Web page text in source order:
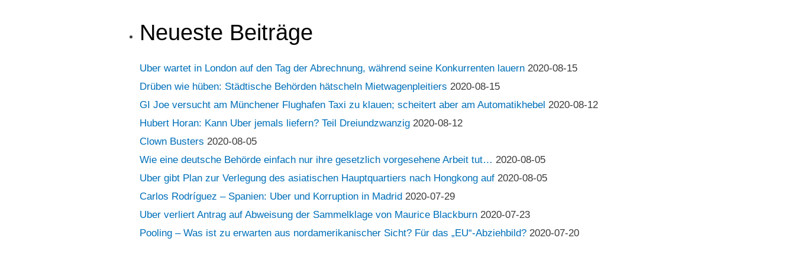
Neueste Beiträge
Uber wartet in London auf den Tag der Abrechnung, während seine Konkurrenten lauern 2020-08-15
Drüben wie hüben: Städtische Behörden hätscheln Mietwagenpleitiers 2020-08-15
GI Joe versucht am Münchener Flughafen Taxi zu klauen; scheitert aber am Automatikhebel 2020-08-12
Hubert Horan: Kann Uber jemals liefern? Teil Dreiundzwanzig 2020-08-12
Clown Busters 2020-08-05
Wie eine deutsche Behörde einfach nur ihre gesetzlich vorgesehene Arbeit tut… 2020-08-05
Uber gibt Plan zur Verlegung des asiatischen Hauptquartiers nach Hongkong auf 2020-08-05
Carlos Rodríguez – Spanien: Uber und Korruption in Madrid 2020-07-29
Uber verliert Antrag auf Abweisung der Sammelklage von Maurice Blackburn 2020-07-23
Pooling – Was ist zu erwarten aus nordamerikanischer Sicht? Für das „EU“-Abziehbild? 2020-07-20